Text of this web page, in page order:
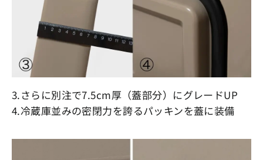
3.さらに別注で7.5cm厚（蓋部分）にグレードUP
4.冷蔵庫並みの密閉力を誇るパッキンを蓋に装備